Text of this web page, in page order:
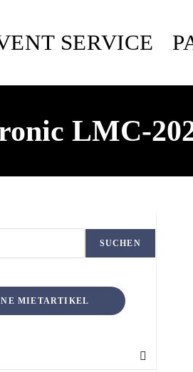
SERVICE
LMC-
SUCHEN
MIETARTIKEL